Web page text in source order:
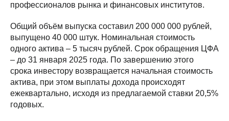
профессионалов рынка и финансовых институтов.
Общий объём выпуска составил 200 000 000 рублей,
выпущено 40 000 штук. Номинальная стоимость
одного актива – 5 тысяч рублей. Срок обращения ЦФА
– до 31 января 2025 года. По завершению этого
срока инвестору возвращается начальная стоимость
актива, при этом выплаты дохода происходят
ежеквартально, исходя из предлагаемой ставки 20,5%
годовых.